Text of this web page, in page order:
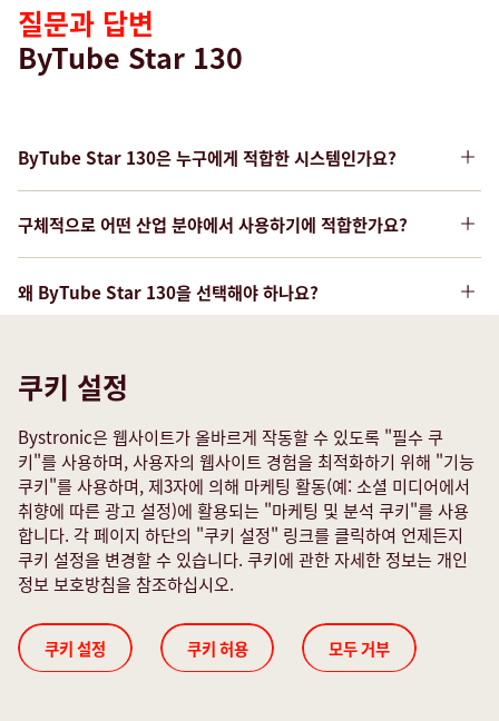
Phone
Country*
질문과 답변
ByTube Star 130
ByTube Star 130은 누구에게 적합한 시스템인가요?
공 신뢰도, 높은 정밀도가중요한OEM 및 직접 제조업체에
적합한시스템입니다. 특히다음과같은기업에적합합니다.
대량으로 시리즈 제작을 하고, 정밀도가 중요한 기업
생산단가를 낮추고, 동시에 품질을 향상시키고자 하
불량품을 최소화하고, 처리 시간을 단축하기 위해 반
복 정밀도가 높은 자동화공정이 중요한 기업
한 마디로, 시장 경쟁력 확보를 위해매우정밀하고효율적인 고
성능 생산 시스템을구현하고자하는제조업체에게적합합니다.
구체적으로 어떤 산업 분야에서 사용하기에 적합한가요?
가구(실내용 및 실외용/가정용및산업용(예: 발코니난간
자동차 / 운송(픽업/레이싱 장비 맞춤제작, 버스및철도
판매용 디스플레이 및선반솔루션 / 상업용가구 / 산업
용선반(창고)
농업(예: 트랙터 제작 관련)
운동 기구
자전거 부품
배관 및 난방 시스템(스테인리스 스틸 또는철등의특수
자재가필요한산업) / 공기처리, 열교환기및구리가공
/ 냉각장치및열교환기 / 위생설비
왜 ByTube Star 130을 선택해야 하나요?
130은 빠르고, 정확하며, 견고한 파이프 레이저 절단기
를 원하는 철판 가공 업체를 위한 최적의 솔루션입니다. 다
양한 기능을 갖추고 있고, 품질이 검증된 하이엔드 파이
프 레이저 ByTube Star 130은 속도, 유연성, 효율성이 우
수합니다. ByTube 130은 신뢰할 수 있고, 정밀하며, 연
속 대량 생산 시에도 탁월한 성능을 발휘하는 생산성이 뛰
어난 시스템입니다. ByTube 130은 효율성, 사용자 친화
성, 독보적인 가공 품질이 강점입니다.
만 적합한가요?
그렇지 않습니다. ByTube Star 130은 다양한 품목을 생
산해 높은 유연성을 필요로 하는 고객에게도 적합한 시스
템입니다. ByTube Star 130은 O2, N2, 고압 공기 절
단 방식을 통해 연강, 스테인리스 스틸, 알루미늄, 구리, 황
동 등 모든 일반 자재를 효율적으로 가공할 수 있습니
다. 또한 ByTube Star 130은 다양한 개방형 및 폐쇄형 프
재, 형상, 생산 공정을 폭넓게 활용하는 제조업체에게 완벽
한 시스템입니다.
소규모 기업의 경우 ByTube Star 130 사용 시 어떤 이점이 있
나요?
적지 않은 철판 가공 업체들이 제품 포트폴리오를확장하
고, 새로운분야에진출하고자합니다. 이를통해보다더다양
한제품스펙트럼과생산유연성을확보하고, 매출을향상시킬
체들에게파이프가공은매우매력적인새로운분야입니다. 또
한, 새로운분야에진출하기위해서는견고하고, 신뢰할수있
Service
Bystronic의 서비스
쿠키 설정
Bystronic은 웹사이트가 올바르게 작동할 수 있도록 "필수 쿠
키"를 사용하며, 사용자의 웹사이트 경험을 최적화하기 위해 "기능
쿠키"를 사용하며, 제3자에 의해 마케팅 활동(예: 소셜 미디어에서
취향에 따른 광고 설정)에 활용되는 "마케팅 및 분석 쿠키"를 사용
합니다. 각 페이지 하단의 "쿠키 설정" 링크를 클릭하여 언제든지
쿠키 설정을 변경할 수 있습니다. 쿠키에 관한 자세한 정보는 개인
정보 보호방침을 참조하십시오.
쿠키 설정 쿠키 허용 모두 거부